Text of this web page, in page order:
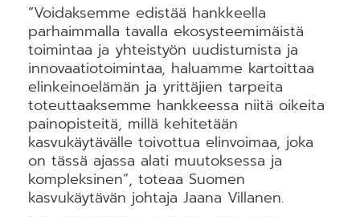
”Voidaksemme edistää hankkeella
parhaimmalla tavalla ekosysteemimäistä
toimintaa ja yhteistyön uudistumista ja
innovaatiotoimintaa, haluamme kartoittaa
elinkeinoelämän ja yrittäjien tarpeita
toteuttaaksemme hankkeessa niitä oikeita
painopisteitä, millä kehitetään
kasvukäytävälle toivottua elinvoimaa, joka
on tässä ajassa alati muutoksessa ja
kompleksinen”, toteaa Suomen
kasvukäytävän johtaja Jaana Villanen.